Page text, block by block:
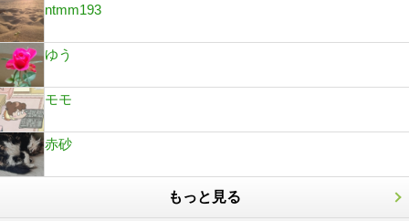
ntmm193
ゆう
モモ
赤砂
もっと見る